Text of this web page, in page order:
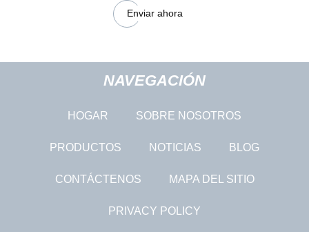
Enviar ahora
NAVEGACIÓN
HOGAR SOBRE NOSOTROS
PRODUCTOS NOTICIAS BLOG
CONTÁCTENOS MAPA DEL SITIO
PRIVACY POLICY